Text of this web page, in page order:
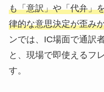
も「意訳」や「代弁」
律的な意思決定が歪み
ンでは、IC場面で通訳
と、現場で即使えるフ
す。